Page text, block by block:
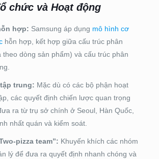
chức và Hoạt động
hợp: Samsung áp dụng mô hình cơ
hỗn hợp, kết hợp giữa cấu trúc phân
theo dòng sản phẩm) và cấu trúc phân
trung: Mặc dù có các bộ phận hoạt
các quyết định chiến lược quan trọng
ra từ trụ sở chính ở Seoul, Hàn Quốc,
nhất quán và kiểm soát.
pizza team”: Khuyến khích các nhóm
lý để đưa ra quyết định nhanh chóng và